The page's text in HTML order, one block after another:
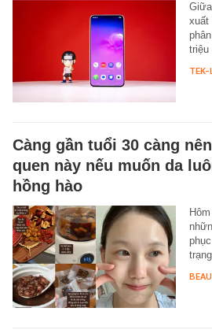
xuất
triệu
TEK-
Càng gần tuổi 30 càng
quen này nếu muốn da
hồng hào